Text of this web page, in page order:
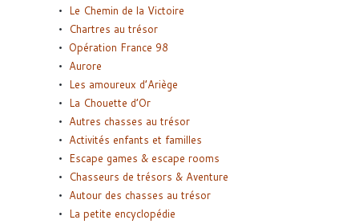
Le Chemin de la Victoire
Chartres au trésor
Opération France 98
Aurore
Les amoureux d’Ariège
La Chouette d’Or
Autres chasses au trésor
Activités enfants et familles
Escape games & escape rooms
Chasseurs de trésors & Aventure
Autour des chasses au trésor
La petite encyclopédie